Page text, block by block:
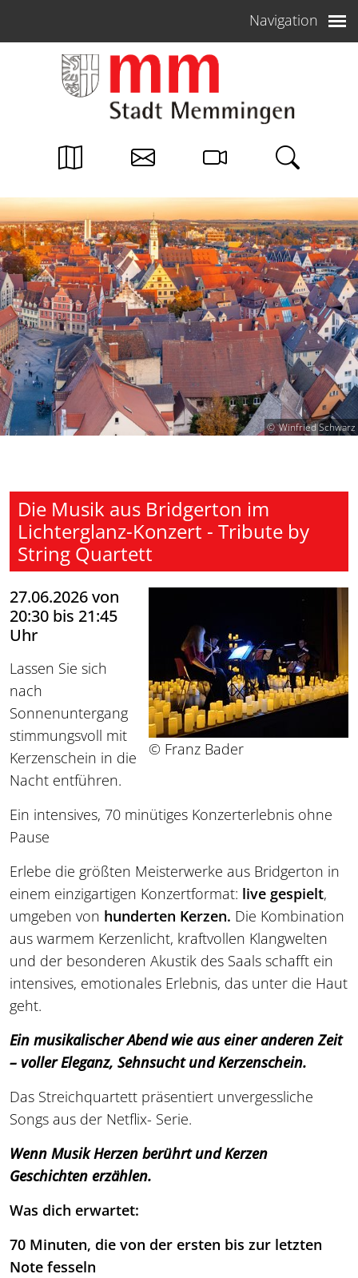
Navigation
Winfried Schwarz
Die Musik aus Bridgerton im
Lichterglanz-Konzert - Tribute by
String Quartett
© Franz Bader
27.06.2026 von
20:30 bis 21:45
Uhr
Lassen Sie sich
nach
Sonnenuntergang
stimmungsvoll mit
Kerzenschein in die
Nacht entführen.
Ein intensives, 70 minütiges Konzerterlebnis ohne
Pause
Erlebe die größten Meisterwerke aus Bridgerton in
einem einzigartigen Konzertformat: live gespielt,
umgeben von hunderten Kerzen. Die Kombination
aus warmem Kerzenlicht, kraftvollen Klangwelten
und der besonderen Akustik des Saals schafft ein
intensives, emotionales Erlebnis, das unter die Haut
geht.
Ein musikalischer Abend wie aus einer anderen Zeit
– voller Eleganz, Sehnsucht und Kerzenschein.
Das Streichquartett präsentiert unvergessliche
Songs aus der Netflix- Serie.
Wenn Musik Herzen berührt und Kerzen
Geschichten erzählen.
Was dich erwartet:
70 Minuten, die von der ersten bis zur letzten
Note fesseln